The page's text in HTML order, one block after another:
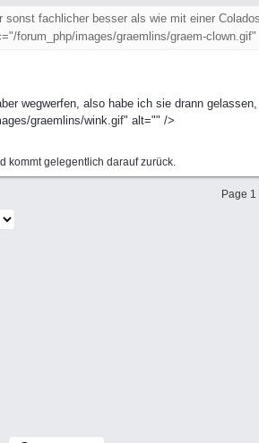
fachlicher besser als wie mit einer
forum_php/images/graemlins/graem-
wegwerfen, also habe ich sie drann
graemlins/wink.gif" alt="" />
kommt gelegentlich darauf zurück.
Page 1